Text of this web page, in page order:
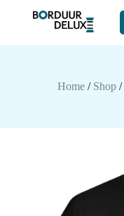
Home/ Shop/